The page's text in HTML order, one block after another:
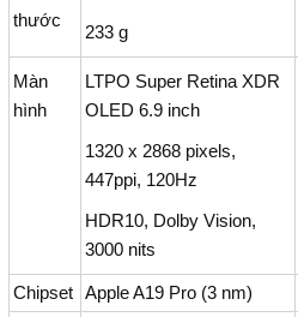
thước
233 g
Màn
hình
LTPO Super Retina XDR
OLED 6.9 inch
1320 x 2868 pixels,
447ppi, 120Hz
HDR10, Dolby Vision,
3000 nits
Chipset Apple A19 Pro (3 nm)